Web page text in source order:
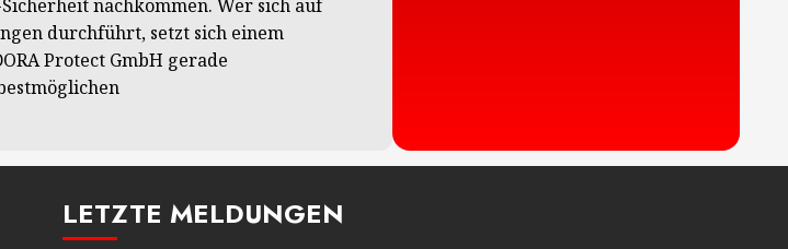
nachkommen. Wer sich auf
durchführt, setzt sich einem
Protect GmbH gerade
LETZTE MELDUNGEN